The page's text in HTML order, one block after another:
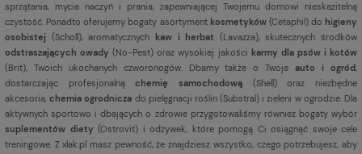
sprzątania, mycia naczyń i prania, zapewniającej Twojemu domowi nieskazitelną
czystość. Ponadto oferujemy bogaty asortyment kosmetyków (Cetaphil) do higieny
osobistej (Scholl), aromatycznych kaw i herbat (Lavazza), skutecznych środków
odstraszających owady(No-Pest) oraz wysokiej jakości karmy dla psów i kotów
(Brit), Twoich ukochanych czworonogów. Dbamy także o Twojeauto i ogród,
dostarczając profesjonalnąchemię samochodową (Shell) oraz niezbędne
akcesoria,chemia ogrodnicza do pielęgnacji roślin (Substral) i zieleni w ogrodzie. Dla
aktywnych sportowo i dbających o zdrowie przygotowaliśmy również bogaty wybór
suplementów diety (Ostrovit) i odżywek, które pomogą Ci osiągnąć swoje cele
treningowe. Z xlak.pl masz pewność, że znajdziesz wszystko, czego potrzebujesz, aby